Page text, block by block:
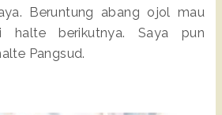
Beruntung abang ojol mau
halte berikutnya. Saya pun
Pangsud.